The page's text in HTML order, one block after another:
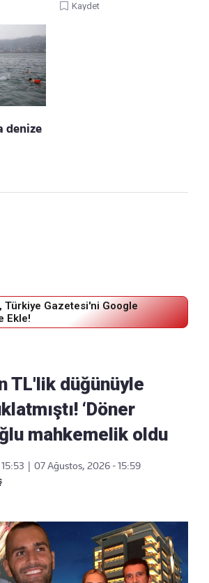
Kaydet
denize
Türkiye Gazetesi'ni Google
Ekle!
TL'lik düğünüyle
‘Döner
mahkemelik oldu
07 Ağustos, 2026 - 15:59